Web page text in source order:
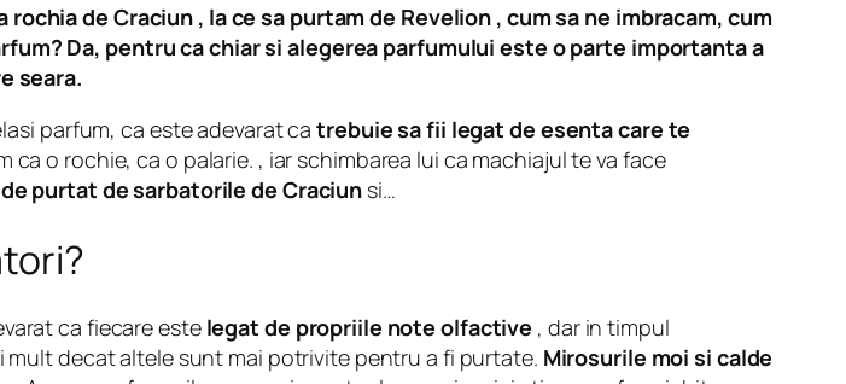
de Craciun , la ce sa purtam de Revelion , cum sa ne imbracam, cum
Da, pentru ca chiar si alegerea parfumului este o parte importanta a
seara.
parfum, ca este adevarat catrebuie sa fii legat de esenta care te
o rochie, ca o palarie. , iar schimbarea lui ca machiajul te va face
purtat de sarbatorile de Craciun si…
ca fiecare este legat de propriile note olfactive , dar in timpul
decat altele sunt mai potrivite pentru a fi purtate. Mirosurile moi si calde